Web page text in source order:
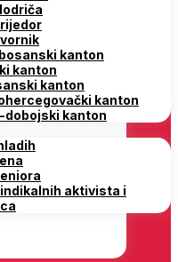
kanton
kanton
kanton
kanton
dobojski kanton
aktivista i